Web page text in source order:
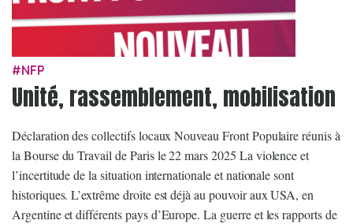
NFP
Unité, rassemblement, mobilisation
Déclaration des collectifs locaux Nouveau Front Populaire réunis à
la Bourse du Travail de Paris le 22 mars 2025 La violence et
l’incertitude de la situation internationale et nationale sont
historiques. L’extrême droite est déjà au pouvoir aux USA, en
Argentine et différents pays d’Europe. La guerre et les rapports de